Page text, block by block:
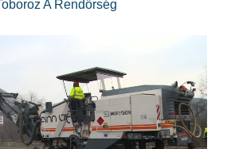
A Rendőrség